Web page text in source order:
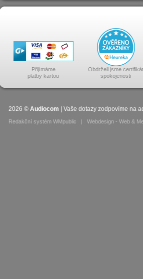
Přijímáme
platby kartou
Obdrželi jsme certifikát
spokojenosti
2026 © Audiocom | Vaše dotazy zodpovíme na
Redakční systém WMpublic | Webdesign - Web &